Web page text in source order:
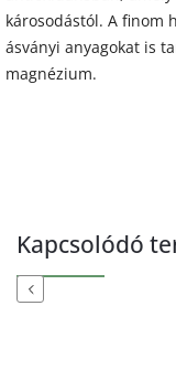
károsodástól. A finom
ásványi anyagokat is
magnézium.
Kapcsolódó
Previous